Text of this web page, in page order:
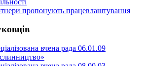
пропонують працевлаштування
вчена рада 06.01.09